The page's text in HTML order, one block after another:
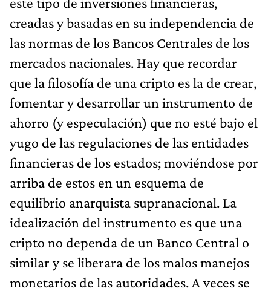
creadas y basadas en su independencia de
las normas de los Bancos Centrales de los
mercados nacionales. Hay que recordar
que la filosofía de una cripto es la de crear,
fomentar y desarrollar un instrumento de
ahorro (y especulación) que no esté bajo el
yugo de las regulaciones de las entidades
financieras de los estados; moviéndose por
arriba de estos en un esquema de
equilibrio anarquista supranacional. La
idealización del instrumento es que una
cripto no dependa de un Banco Central o
similar y se liberara de los malos manejos
monetarios de las autoridades. A veces se